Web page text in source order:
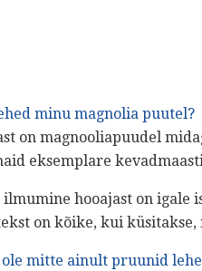
minu magnolia puutel?
on magnooliapuudel
eksemplare
hooajast on igale
on kõike, kui
mitte ainult pruunid